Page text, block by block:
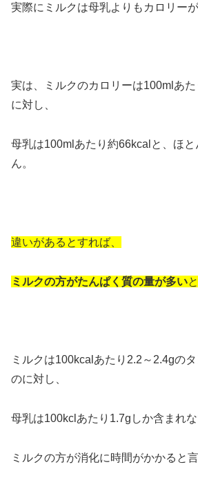
実際にミルクは母乳よりもカロリー
実は、ミルクのカロリーは100mlあ
に対し、
母乳は100mlあたり約66kcalと、ほ
ん。
違いがあるとすれば、
ミルクの方がたんぱく質の量が多い
ミルクは100kcalあたり2.2～2.4gの
のに対し、
母乳は100kclあたり1.7gしか含まれな
ミルクの方が消化に時間がかかると